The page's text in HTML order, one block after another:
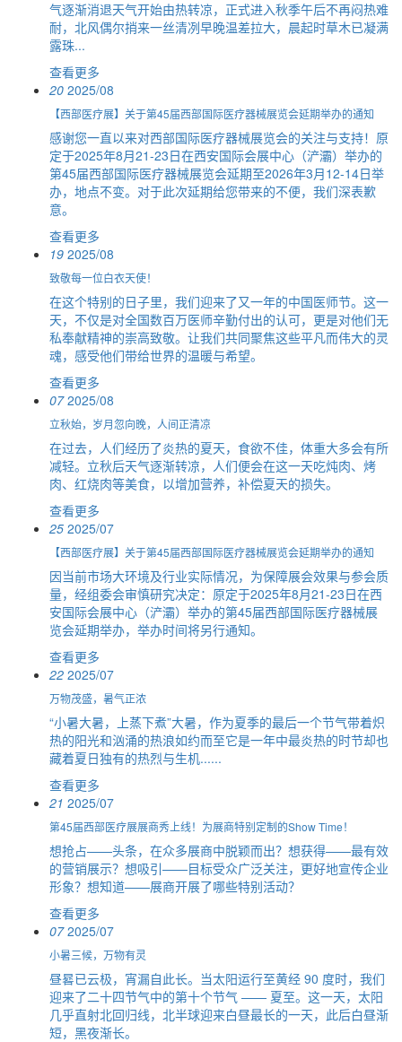
气逐渐消退天气开始由热转凉，正式进入秋季午后不再闷热难
耐，北风偶尔捎来一丝清冽早晚温差拉大，晨起时草木已凝满
露珠...
查看更多
20 2025/08
【西部医疗展】关于第45届西部国际医疗器械展览会延期举办的通知
感谢您一直以来对西部国际医疗器械展览会的关注与支持！原
定于2025年8月21-23日在西安国际会展中心（浐灞）举办的
第45届西部国际医疗器械展览会延期至2026年3月12-14日举
办，地点不变。对于此次延期给您带来的不便，我们深表歉
意。
查看更多
19 2025/08
致敬每一位白衣天使！
在这个特别的日子里，我们迎来了又一年的中国医师节。这一
天，不仅是对全国数百万医师辛勤付出的认可，更是对他们无
私奉献精神的崇高致敬。让我们共同聚焦这些平凡而伟大的灵
魂，感受他们带给世界的温暖与希望。
查看更多
07 2025/08
立秋始，岁月忽向晚，人间正清凉
在过去，人们经历了炎热的夏天，食欲不佳，体重大多会有所
减轻。立秋后天气逐渐转凉，人们便会在这一天吃炖肉、烤
肉、红烧肉等美食，以增加营养，补偿夏天的损失。
查看更多
25 2025/07
【西部医疗展】关于第45届西部国际医疗器械展览会延期举办的通知
因当前市场大环境及行业实际情况，为保障展会效果与参会质
量，经组委会审慎研究决定：原定于2025年8月21-23日在西
安国际会展中心（浐灞）举办的第45届西部国际医疗器械展
览会延期举办，举办时间将另行通知。
查看更多
22 2025/07
万物茂盛，暑气正浓
“小暑大暑，上蒸下煮”大暑，作为夏季的最后一个节气带着炽
热的阳光和汹涌的热浪如约而至它是一年中最炎热的时节却也
藏着夏日独有的热烈与生机......
查看更多
21 2025/07
第45届西部医疗展展商秀上线！为展商特别定制的Show Time！
想抢占——头条，在众多展商中脱颖而出？想获得——最有效
的营销展示？想吸引——目标受众广泛关注，更好地宣传企业
形象？想知道——展商开展了哪些特别活动？
查看更多
07 2025/07
小暑三候，万物有灵
昼晷已云极，宵漏自此长。当太阳运行至黄经 90 度时，我们
迎来了二十四节气中的第十个节气 —— 夏至。这一天，太阳
几乎直射北回归线，北半球迎来白昼最长的一天，此后白昼渐
短，黑夜渐长。